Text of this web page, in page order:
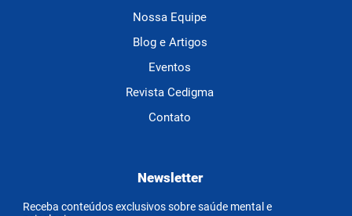
Nossa Equipe
Blog e Artigos
Eventos
Revista Cedigma
Contato
Newsletter
Receba conteúdos exclusivos sobre saúde mental e